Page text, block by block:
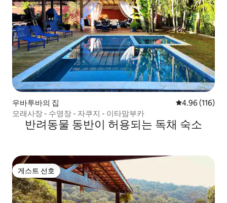
우바투바의 집 평점 4.96점(5
4.96 (116)
모래사장 - 수영장 - 자쿠지 - 이타맘부카
반려동물 동반이 허용되는 독채 숙소
게스트 선호
게스트 선호